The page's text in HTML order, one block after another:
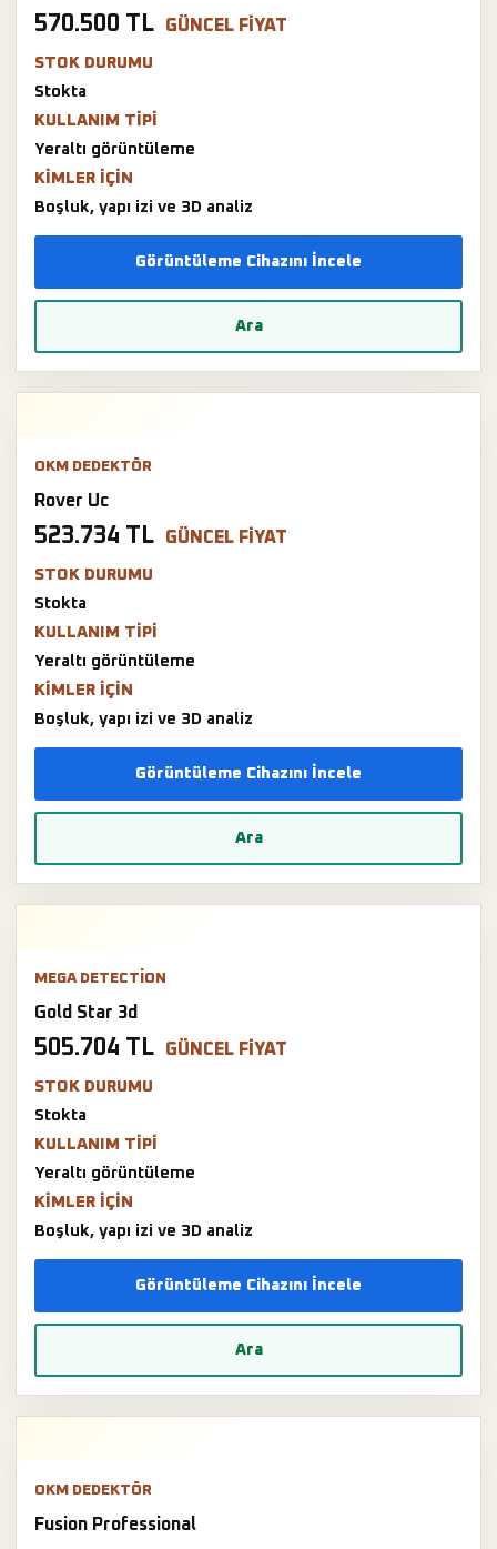
570.500 TL GÜNCEL FIYAT
STOK DURUMU
Stokta
KULLANIM TIPI
Yeraltı görüntüleme
KIMLER IÇIN
Boşluk, yapı izi ve 3D analiz
Görüntüleme Cihazını İncele
Ara
OKM DEDEKTÖR
Rover Uc
523.734 TL GÜNCEL FIYAT
STOK DURUMU
Stokta
KULLANIM TIPI
Yeraltı görüntüleme
KIMLER IÇIN
Boşluk, yapı izi ve 3D analiz
Görüntüleme Cihazını İncele
Ara
MEGA DETECTION
Gold Star 3d
505.704 TL GÜNCEL FIYAT
STOK DURUMU
Stokta
KULLANIM TIPI
Yeraltı görüntüleme
KIMLER IÇIN
Boşluk, yapı izi ve 3D analiz
Görüntüleme Cihazını İncele
Ara
OKM DEDEKTÖR
Fusion Professional